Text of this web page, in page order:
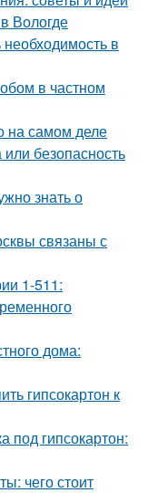
Вологде
в
в частном
на самом деле
или безопасность
знать о
связаны с
1-511:
дома:
гипсокартон к
под гипсокартон:
чего стоит